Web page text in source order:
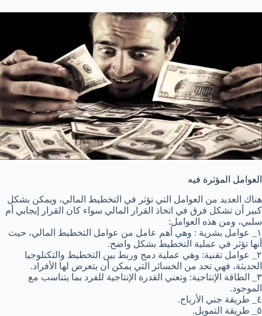
العوامل المؤثرة فيه
هناك العديد من العوامل التي تؤثر في التخطيط المالي، ويمكن بشكل
كبير أن تشكل فرق في اتخاذ القرار المالي سواء كان القرار إيجابي أم
سلبي، ومن هذه العوامل:
١_ عوامل بشرية : وهي أهم عامل من عوامل التخطيط المالي، حيث
أنها تؤثر في عملية التخطيط بشكل واضح.
٢_ عوامل تقنية: وهي عملية دمج وربط بين التخطيط والتكنلوجيا
الحديثة، فهي تحد من الخسائر التي يمكن أن يتعرض لها الأفراد.
٣_ الطاقة الإنتاجية: وتعني القدرة الإنتاجية للفرد بما يتناسب مع
الموجود.
٤_ طريقة جني الأرباح.
٥_ طريقة التمويل.